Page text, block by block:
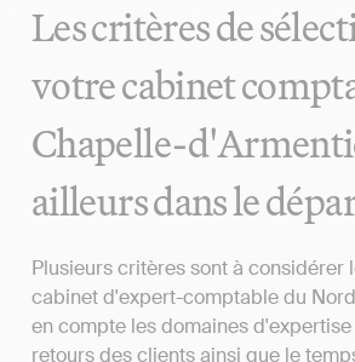
Les critères de
votre cabinet
Chapelle-
ailleurs dans le
Plusieurs critères sont à considérer
cabinet d'expert-comptable du
en compte les domaines
retours des clients ainsi que le